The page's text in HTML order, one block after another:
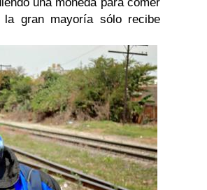
gran mayoría sólo recibe